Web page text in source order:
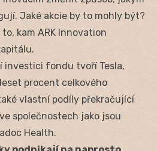
Jaké akcie by to mohly být?
kam ARK Innovation
investici fondu tvoří Tesla,
procent celkového
vlastní podíly překračující
společnostech jako jsou
Health.